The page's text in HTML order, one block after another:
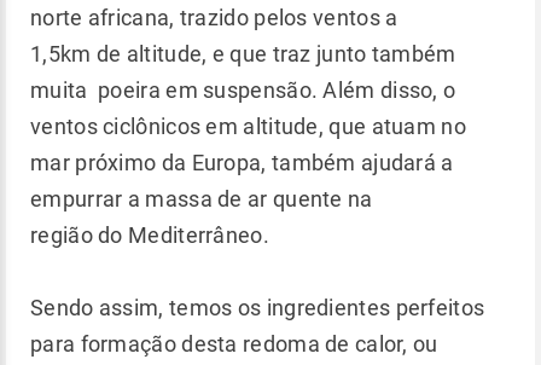
norte africana, trazido pelos ventos a
1,5km de altitude, e que traz junto também
muita poeira em suspensão. Além disso, o
ventos ciclônicos em altitude, que atuam no
mar próximo da Europa, também ajudará a
empurrar a massa de ar quente na
região do Mediterrâneo.
Sendo assim, temos os ingredientes perfeitos
para formação desta redoma de calor, ou